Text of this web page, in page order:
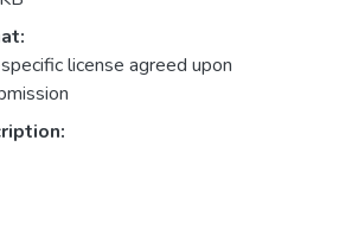
license agreed upon